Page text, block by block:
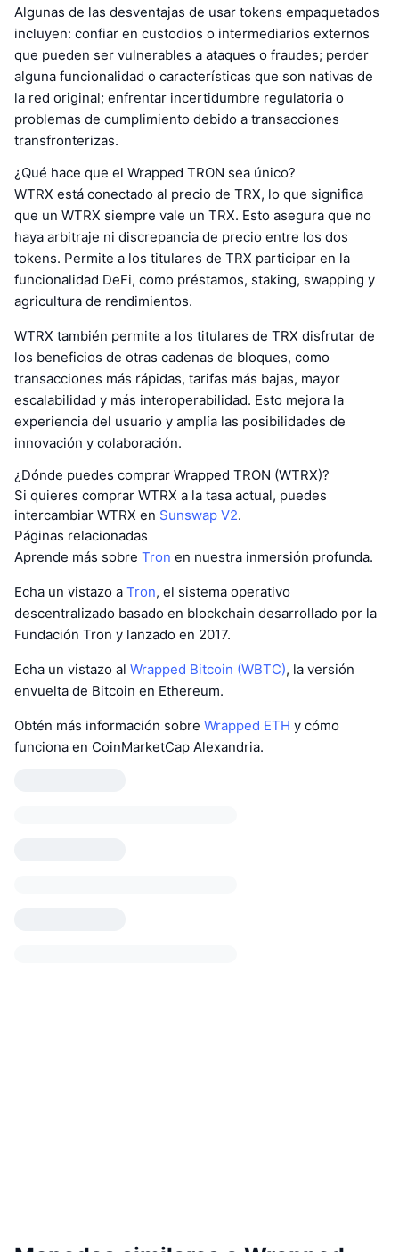
Algunas de las desventajas de usar tokens empaquetados
incluyen: confiar en custodios o intermediarios externos
que pueden ser vulnerables a ataques o fraudes; perder
alguna funcionalidad o características que son nativas de
la red original; enfrentar incertidumbre regulatoria o
problemas de cumplimiento debido a transacciones
transfronterizas.
¿Qué hace que el Wrapped TRON sea único?
WTRX está conectado al precio de TRX, lo que significa
que un WTRX siempre vale un TRX. Esto asegura que no
haya arbitraje ni discrepancia de precio entre los dos
tokens. Permite a los titulares de TRX participar en la
funcionalidad DeFi, como préstamos, staking, swapping y
agricultura de rendimientos.
WTRX también permite a los titulares de TRX disfrutar de
los beneficios de otras cadenas de bloques, como
transacciones más rápidas, tarifas más bajas, mayor
escalabilidad y más interoperabilidad. Esto mejora la
experiencia del usuario y amplía las posibilidades de
innovación y colaboración.
¿Dónde puedes comprar Wrapped TRON (WTRX)?
Si quieres comprar WTRX a la tasa actual, puedes
intercambiar WTRX en Sunswap V2.
Páginas relacionadas
Aprende más sobre Tron en nuestra inmersión profunda.
Echa un vistazo a Tron, el sistema operativo
descentralizado basado en blockchain desarrollado por la
Fundación Tron y lanzado en 2017.
Echa un vistazo al Wrapped Bitcoin (WBTC), la versión
envuelta de Bitcoin en Ethereum.
Obtén más información sobre Wrapped ETH y cómo
funciona en CoinMarketCap Alexandria.